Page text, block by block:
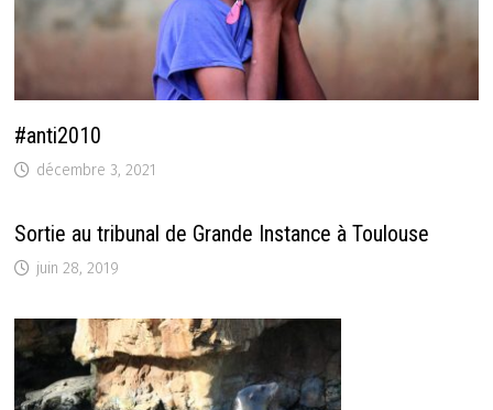
#anti2010
décembre 3, 2021
Sortie au tribunal de Grande Instance à Toulouse
juin 28, 2019